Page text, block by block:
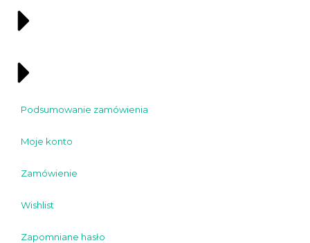
Podsumowanie zamówienia
Moje konto
Zamówienie
Wishlist
Zapomniane hasło